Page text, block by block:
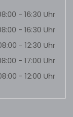
- 16:30 Uhr
- 16:30 Uhr
- 12:30 Uhr
- 17:00 Uhr
- 12:00 Uhr